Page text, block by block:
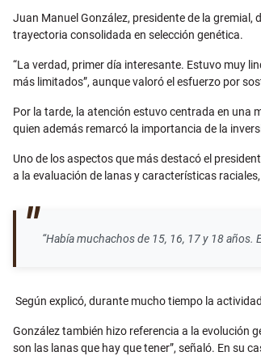
Juan Manuel González, presidente de la
trayectoria consolidada en selección genética.
“La verdad, primer día interesante. Estuvo muy
más limitados”, aunque valoró el esfuerzo por
Por la tarde, la atención estuvo centrada en una
quien además remarcó la importancia de la
Uno de los aspectos que más destacó el
a la evaluación de lanas y características
“Había muchachos de 15, 16, 17 y 18 años.
Según explicó, durante mucho tiempo la
González también hizo referencia a la evolución
son las lanas que hay que tener”, señaló. En su